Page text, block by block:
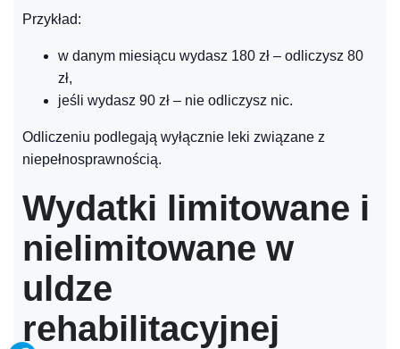
Przykład:
w danym miesiącu wydasz 180 zł – odliczysz 80
zł,
jeśli wydasz 90 zł – nie odliczysz nic.
Odliczeniu podlegają wyłącznie leki związane z
niepełnosprawnością.
Wydatki limitowane i
nielimitowane w
uldze
rehabilitacyjnej